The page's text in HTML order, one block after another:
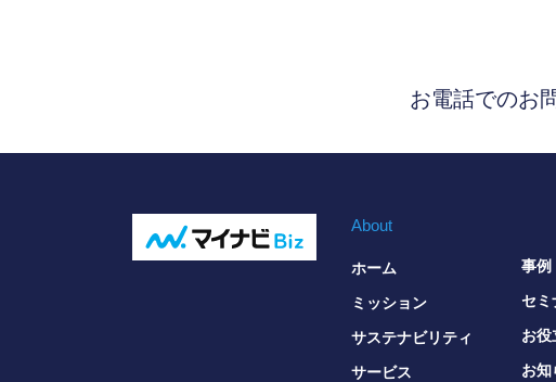
お電話でのお
About
ホーム
ミッション
サステナビリティ
サービス
事例
セミ
お役
お知